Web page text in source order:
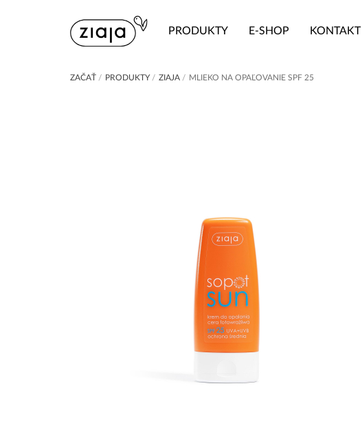
PRODUKTY E-SHOP KONTAKT
ZAČAŤ / PRODUKTY / ZIAJA / MLIEKO NA OPAĽOVANIE SPF 25